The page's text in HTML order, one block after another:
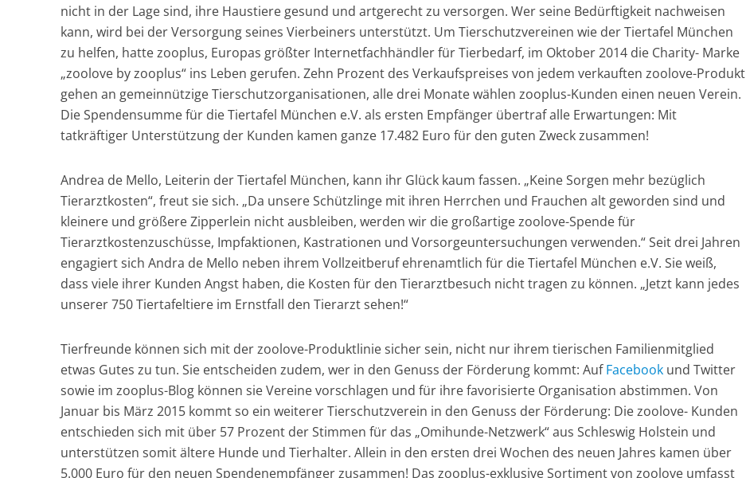
nicht in der Lage sind, ihre Haustiere gesund und artgerecht zu versorgen. Wer seine Bedürftigkeit nachweisen
kann, wird bei der Versorgung seines Vierbeiners unterstützt. Um Tierschutzvereinen wie der Tiertafel München
zu helfen, hatte zooplus, Europas größter Internetfachhändler für Tierbedarf, im Oktober 2014 die Charity- Marke
„zoolove by zooplus“ ins Leben gerufen. Zehn Prozent des Verkaufspreises von jedem verkauften zoolove-Produkt
gehen an gemeinnützige Tierschutzorganisationen, alle drei Monate wählen zooplus-Kunden einen neuen Verein.
Die Spendensumme für die Tiertafel München e.V. als ersten Empfänger übertraf alle Erwartungen: Mit
tatkräftiger Unterstützung der Kunden kamen ganze 17.482 Euro für den guten Zweck zusammen!
Andrea de Mello, Leiterin der Tiertafel München, kann ihr Glück kaum fassen. „Keine Sorgen mehr bezüglich
Tierarztkosten“, freut sie sich. „Da unsere Schützlinge mit ihren Herrchen und Frauchen alt geworden sind und
kleinere und größere Zipperlein nicht ausbleiben, werden wir die großartige zoolove-Spende für
Tierarztkostenzuschüsse, Impfaktionen, Kastrationen und Vorsorgeuntersuchungen verwenden.“ Seit drei Jahren
engagiert sich Andra de Mello neben ihrem Vollzeitberuf ehrenamtlich für die Tiertafel München e.V. Sie weiß,
dass viele ihrer Kunden Angst haben, die Kosten für den Tierarztbesuch nicht tragen zu können. „Jetzt kann jedes
unserer 750 Tiertafeltiere im Ernstfall den Tierarzt sehen!“
Tierfreunde können sich mit der zoolove-Produktlinie sicher sein, nicht nur ihrem tierischen Familienmitglied
etwas Gutes zu tun. Sie entscheiden zudem, wer in den Genuss der Förderung kommt: AufFacebookund Twitter
sowie im zooplus-Blog können sie Vereine vorschlagen und für ihre favorisierte Organisation abstimmen. Von
Januar bis März 2015 kommt so ein weiterer Tierschutzverein in den Genuss der Förderung: Die zoolove- Kunden
entschieden sich mit über 57 Prozent der Stimmen für das „Omihunde-Netzwerk“ aus Schleswig Holstein und
unterstützen somit ältere Hunde und Tierhalter. Allein in den ersten drei Wochen des neuen Jahres kamen über
5.000 Euro für den neuen Spendenempfänger zusammen! Das zooplus-exklusive Sortiment von zoolove umfasst